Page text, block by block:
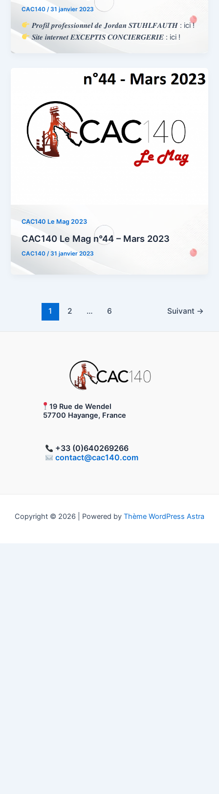
CAC140 /31 janvier 2023
𝑷𝒓𝒐𝒇𝒊𝒍 𝒑𝒓𝒐𝒇𝒆𝒔𝒔𝒊𝒐𝒏𝒏𝒆𝒍 𝒅𝒆 𝑱𝒐𝒓𝒅𝒂𝒏 𝑺𝑻𝑼𝑯𝑳𝑭𝑨𝑼𝑻𝑯 : ici !
𝑺𝒊𝒕𝒆 𝒊𝒏𝒕𝒆𝒓𝒏𝒆𝒕 𝑬𝑿𝑪𝑬𝑷𝑻𝑰𝑺 𝑪𝑶𝑵𝑪𝑰𝑬𝑹𝑮𝑬𝑹𝑰𝑬 : ici !
CAC140 Le Mag 2023
CAC140 Le Mag n°44 – Mars 2023
CAC140/31 janvier 2023
1 2 … 6 Suivant →
19 Rue de Wendel
57700 Hayange, France
+33 (0)640269266
contact@cac140.com
Copyright © 2026 | Powered by Thème WordPress Astra